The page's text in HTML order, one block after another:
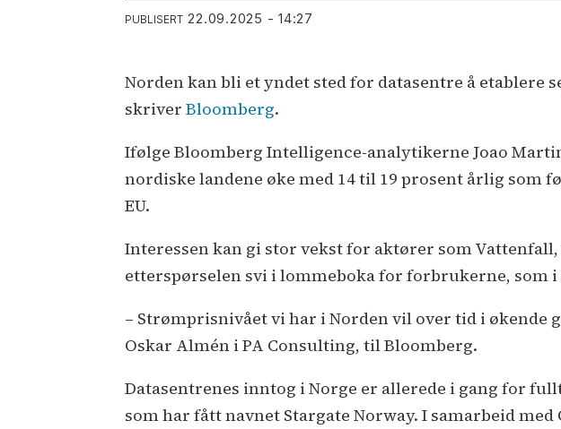
PUBLISERT 22.09.2025 - 14:27
Norden kan bli et yndet sted for datasentre å etablere
skriverBloomberg.
Ifølge Bloomberg Intelligence-analytikerne Joao
nordiske landene øke med 14 til 19 prosent årlig som
EU.
Interessen kan gi stor vekst for aktører som
etterspørselen svi i lommeboka for forbrukerne, som
– Strømprisnivået vi har i Norden vil over tid i
Oskar Almén i PA Consulting, til Bloomberg.
Datasentrenes inntog i Norge er allerede i gang for
som har fått navnet Stargate Norway. I samarbeid